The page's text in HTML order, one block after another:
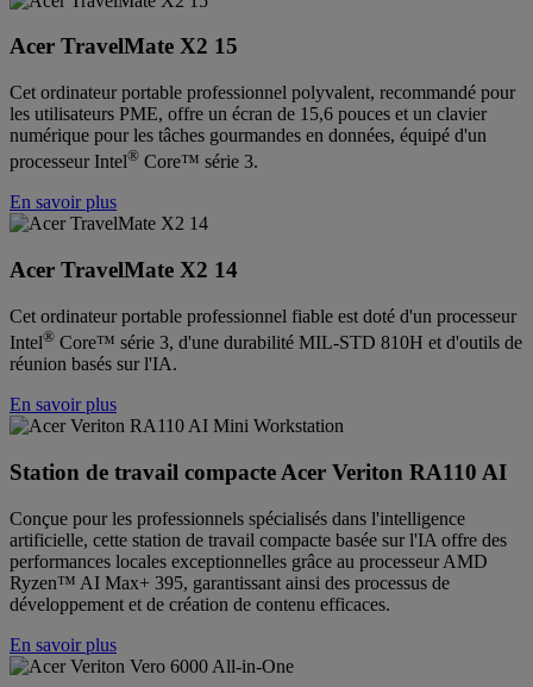
Acer TravelMate X2 15
Cet ordinateur portable professionnel polyvalent, recommandé pour
les utilisateurs PME, offre un écran de 15,6 pouces et un clavier
numérique pour les tâches gourmandes en données, équipé d'un
processeur Intel® Core™ série 3.
En savoir plus
Acer TravelMate X2 14
Cet ordinateur portable professionnel fiable est doté d'un processeur
Intel® Core™ série 3, d'une durabilité MIL-STD 810H et d'outils de
réunion basés sur l'IA.
En savoir plus
Station de travail compacte Acer Veriton RA110 AI
Conçue pour les professionnels spécialisés dans l'intelligence
artificielle, cette station de travail compacte basée sur l'IA offre des
performances locales exceptionnelles grâce au processeur AMD
Ryzen™ AI Max+ 395, garantissant ainsi des processus de
développement et de création de contenu efficaces.
En savoir plus